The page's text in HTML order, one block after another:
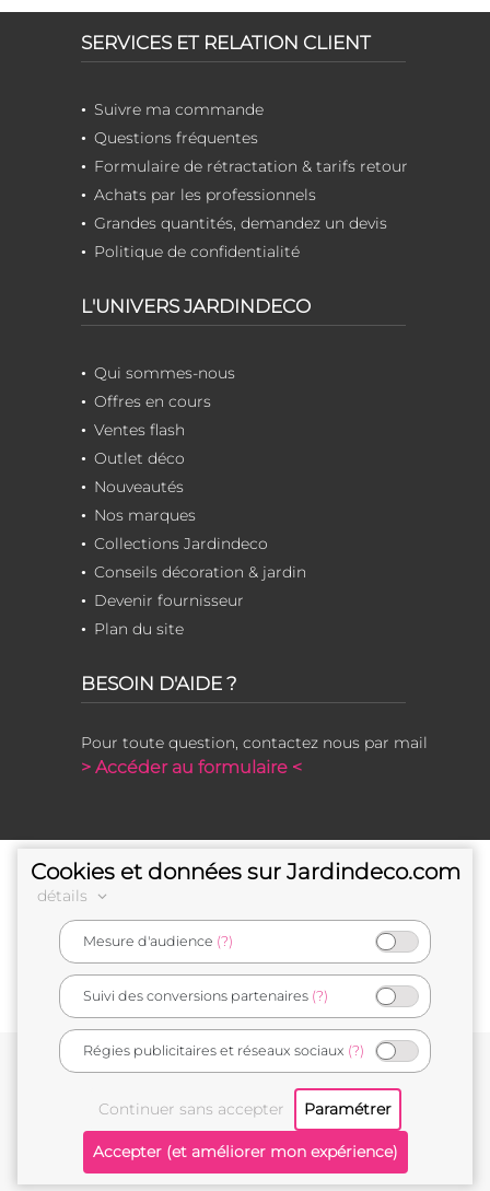
SERVICES ET RELATION CLIENT
Suivre ma commande
Questions fréquentes
Formulaire de rétractation & tarifs retour
Achats par les professionnels
Grandes quantités, demandez un devis
Politique de confidentialité
L'UNIVERS JARDINDECO
Qui sommes-nous
Offres en cours
Ventes flash
Outlet déco
Nouveautés
Nos marques
Collections Jardindeco
Conseils décoration & jardin
Devenir fournisseur
Plan du site
BESOIN D'AIDE ?
Pour toute question, contactez nous par mail
> Accéder au formulaire <
e-commerçant français
Mentions légales
Cookies et données sur Jardindeco.com
détails
Mesure d'audience (?)
Suivi des conversions partenaires (?)
Régies publicitaires et réseaux sociaux (?)